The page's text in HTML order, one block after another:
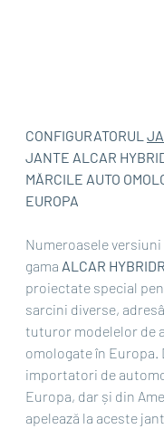
CONFIGURATORUL
JANTE ALCAR
MĂRCILE AUTO
EUROPA
Numeroasele
gama ALCAR
proiectate special
sarcini diverse,
tuturor modelelor de
omologate în Europa.
importatori de
Europa, dar și din
apelează la aceste